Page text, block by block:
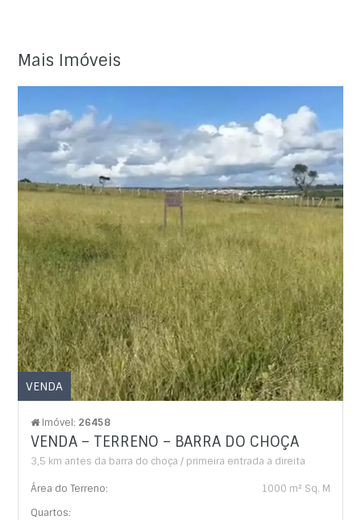
Mais Imóveis
VENDA
Imóvel: 26458
VENDA – TERRENO – BARRA DO CHOÇA
3,5 km antes da barra do choça / primeira entrada a direita
Área do Terreno:
1000 m² Sq. M
Quartos: